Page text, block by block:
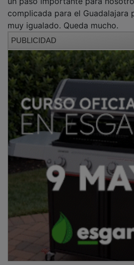
complicada para el Guadalajara
muy igualado. Queda mucho.
PUBLICIDAD